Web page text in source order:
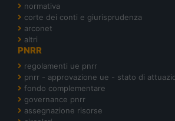
normativa
corte dei conti e giurisprudenza
arconet
altri
PNRR
regolamenti ue pnrr
pnrr - approvazione ue - stato di
fondo complementare
governance pnrr
assegnazione risorse